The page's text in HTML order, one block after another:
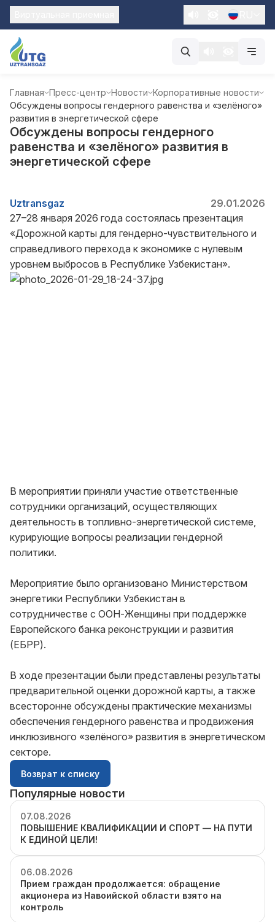
Главная Пресс-центр Новости Корпоративные новости
Обсуждены вопросы гендерного равенства и «зелёного»
развития в энергетической сфере
Обсуждены вопросы гендерного
равенства и «зелёного» развития в
энергетической сфере
Uztransgaz
29.01.2026
27–28 января 2026 года состоялась презентация
«Дорожной карты для гендерно-чувствительного и
справедливого перехода к экономике с нулевым
уровнем выбросов в Республике Узбекистан».
В мероприятии приняли участие ответственные
сотрудники организаций, осуществляющих
деятельность в топливно-энергетической системе,
курирующие вопросы реализации гендерной
политики.
Мероприятие было организовано Министерством
энергетики Республики Узбекистан в
сотрудничестве с ООН-Женщины при поддержке
Европейского банка реконструкции и развития
(ЕБРР).
В ходе презентации были представлены результаты
предварительной оценки дорожной карты, а также
всесторонне обсуждены практические механизмы
обеспечения гендерного равенства и продвижения
инклюзивного «зелёного» развития в энергетическом
секторе.
Возврат к списку
Популярные новости
07.08.2026
ПОВЫШЕНИЕ КВАЛИФИКАЦИИ И СПОРТ — НА ПУТИ
К ЕДИНОЙ ЦЕЛИ!
06.08.2026
Прием граждан продолжается: обращение
акционера из Навоийской области взято на
контроль